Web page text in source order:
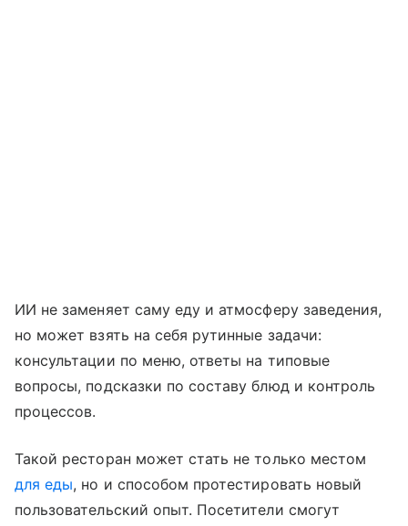
ИИ не заменяет саму еду и атмосферу заведения,
но может взять на себя рутинные задачи:
консультации по меню, ответы на типовые
вопросы, подсказки по составу блюд и контроль
процессов.
Такой ресторан может стать не только местом
для еды, но и способом протестировать новый
пользовательский опыт. Посетители смогут